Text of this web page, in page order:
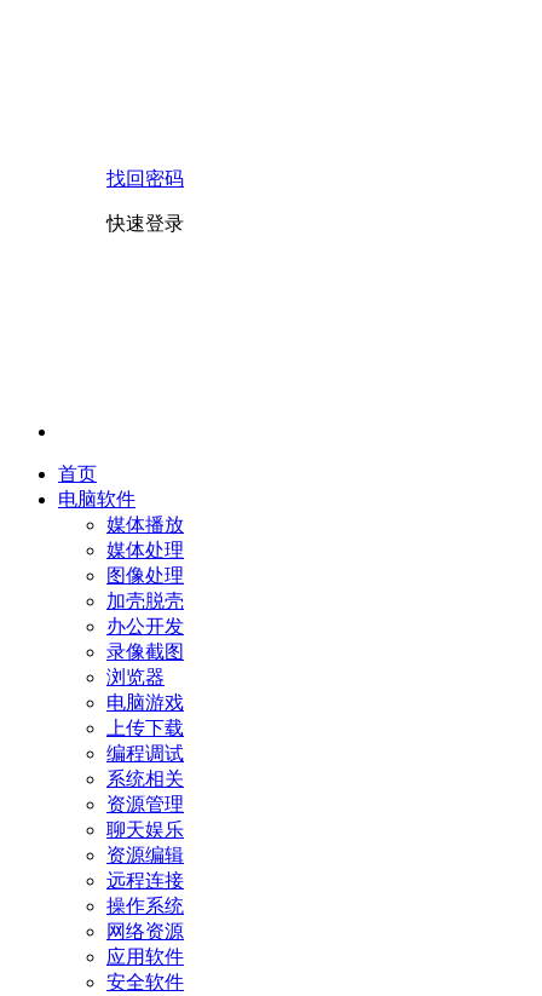
找回密码
快速登录
首页
电脑软件
媒体播放
媒体处理
图像处理
加壳脱壳
办公开发
录像截图
浏览器
电脑游戏
上传下载
编程调试
系统相关
资源管理
聊天娱乐
资源编辑
远程连接
操作系统
网络资源
应用软件
安全软件